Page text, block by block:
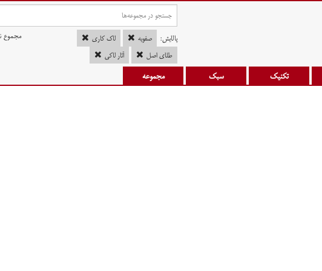
پالایش: صفویه
لاک کاری
طلای اصل
آثار لاکی
مجموع
تکنیک سبک مجموعه